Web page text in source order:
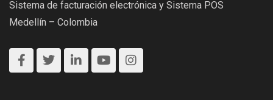
Sistema de facturación electrónica y Sistema POS
Medellín – Colombia